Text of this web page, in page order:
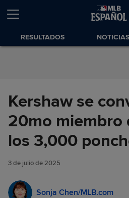
Saltar al Contenido
RESULTADOS NOTICIAS
Kershaw se
20mo miembro
los 3,000
3 de julio de 2025
Sonja Chen/MLB.com
Kershaw se convirtió en el
20mo miembro del club de
3,000 ponches